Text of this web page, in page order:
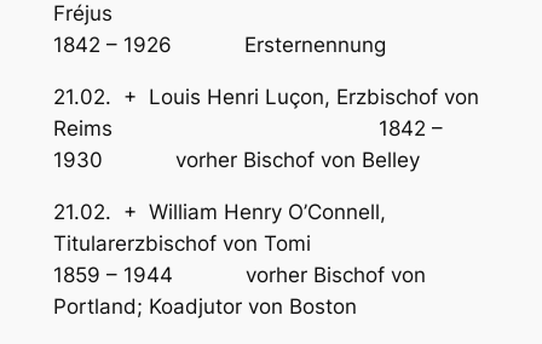
Fréjus
1842 – 1926 Ersternennung
21.02. + Louis Henri Luçon, Erzbischof von
Reims 1842 –
1930 vorher Bischof von Belley
21.02. + William Henry O’Connell,
Titularerzbischof von Tomi
1859 – 1944 vorher Bischof von
Portland; Koadjutor von Boston